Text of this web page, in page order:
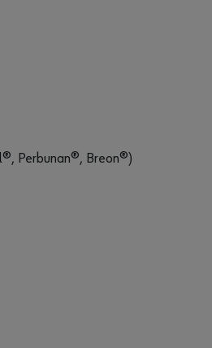
Perbunan®, Breon®)